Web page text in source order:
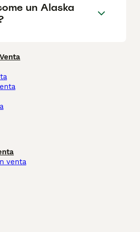
un Alaska
venta